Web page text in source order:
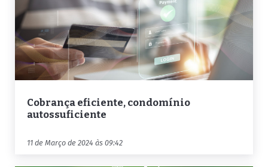
Cobrança eficiente, condomínio
autossuficiente
11 de Março de 2024 às 09:42